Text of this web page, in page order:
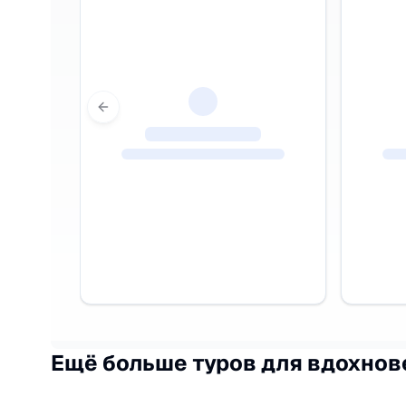
Previous slide
Ещё больше туров для